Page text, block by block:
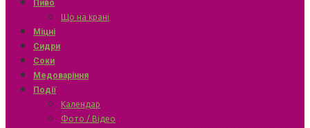
Пиво
Що на крані
Міцні
Сидри
Соки
Медоваріння
Події
Календар
Фото / Відео